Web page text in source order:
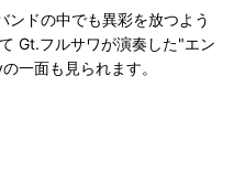
ンドの中でも異彩を放つよう
Gt.フルサワが演奏した"エン
一面も見られます。